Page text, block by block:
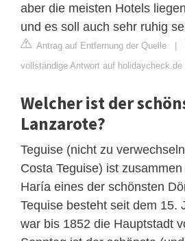
aber die meisten Hotels
und es soll auch sehr ruhig
Antrag auf Entfernung der Quelle |
vollständige Antwort auf holidaycheck.de
Welcher ist der
Lanzarote?
Teguise (nicht zu
Costa Teguise) ist
Haría eines der schönsten
Tequise besteht seit dem 15.
war bis 1852 die Hauptstadt